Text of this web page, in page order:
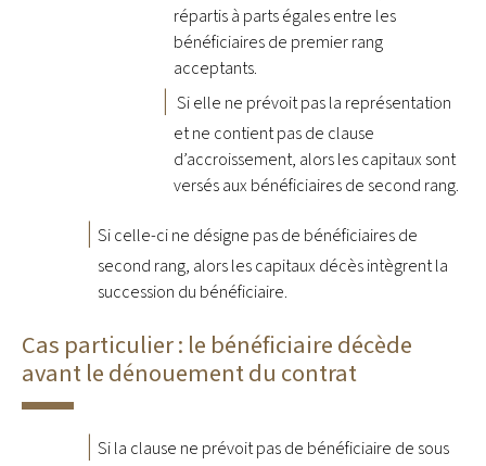
répartis à parts égales entre les
bénéficiaires de premier rang
acceptants.
Si elle ne prévoit pas la représentation
et ne contient pas de clause
d’accroissement, alors les capitaux sont
versés aux bénéficiaires de second rang.
Si celle-ci ne désigne pas de bénéficiaires de
second rang, alors les capitaux décès intègrent la
succession du bénéficiaire.
Cas particulier : le bénéficiaire décède
avant le dénouement du contrat
Si la clause ne prévoit pas de bénéficiaire de sous